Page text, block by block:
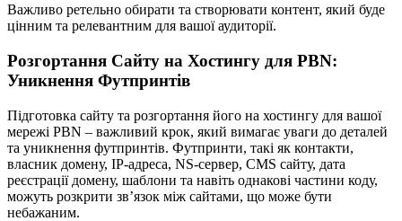
Важливо ретельно обирати та створювати контент, який буде
цінним та релевантним для вашої аудиторії.
Розгортання Сайту на Хостингу для PBN:
Уникнення Футпринтів
Підготовка сайту та розгортання його на хостингу для вашої
мережі PBN – важливий крок, який вимагає уваги до деталей
та уникнення футпринтів. Футпринти, такі як контакти,
власник домену, IP-адреса, NS-сервер, CMS сайту, дата
реєстрації домену, шаблони та навіть однакові частини коду,
можуть розкрити зв’язок між сайтами, що може бути
небажаним.